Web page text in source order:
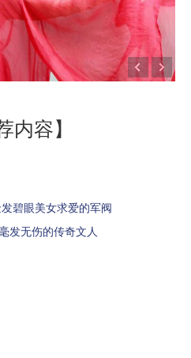
内容】
碧眼美女求爱的军阀
发无伤的传奇文人